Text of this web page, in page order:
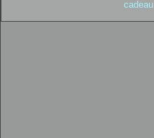
cadeau